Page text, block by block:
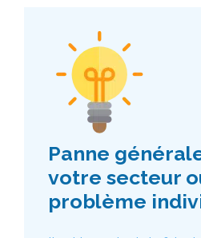
Panne
votre secteur
problème